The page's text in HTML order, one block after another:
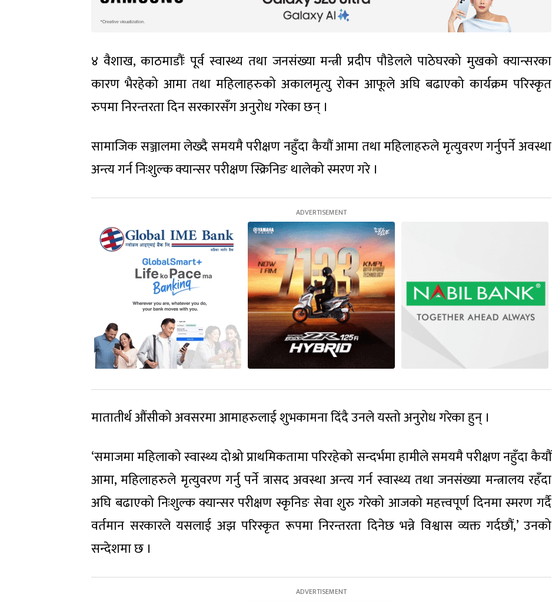
४ वैशाख, काठमाडौंः पूर्व स्वास्थ्य तथा जनसंख्या मन्त्री प्रदीप पौडेलले पाठेघरको मुखको क्यान्सरका
कारण भैरहेको आमा तथा महिलाहरुको अकालमृत्यु रोक्न आफूले अघि बढाएको कार्यक्रम परिस्कृत
रुपमा निरन्तरता दिन सरकारसँग अनुरोध गरेका छन् ।
सामाजिक सञ्जालमा लेख्दै समयमै परीक्षण नहुँदा कैयौं आमा तथा महिलाहरुले मृत्युवरण गर्नुपर्ने अवस्था
अन्त्य गर्न निःशुल्क क्यान्सर परीक्षण स्क्रिनिङ थालेको स्मरण गरे ।
मातातीर्थ औंसीको अवसरमा आमाहरुलाई शुभकामना दिंदै उनले यस्तो अनुरोध गरेका हुन् ।
‘समाजमा महिलाको स्वास्थ्य दोश्रो प्राथमिकतामा परिरहेको सन्दर्भमा हामीले समयमै परीक्षण नहुँदा कैयौं
आमा, महिलाहरुले मृत्युवरण गर्नु पर्ने त्रासद अवस्था अन्त्य गर्न स्वास्थ्य तथा जनसंख्या मन्त्रालय रहँदा
अघि बढाएको निःशुल्क क्यान्सर परीक्षण स्कृनिङ सेवा शुरु गरेको आजको महत्त्वपूर्ण दिनमा स्मरण गर्दै
वर्तमान सरकारले यसलाई अझ परिस्कृत रूपमा निरन्तरता दिनेछ भन्ने विश्वास व्यक्त गर्दछौं,’ उनको
सन्देशमा छ ।